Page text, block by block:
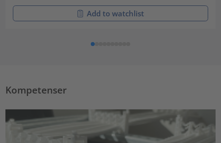
Add to watchlist
Kompetenser